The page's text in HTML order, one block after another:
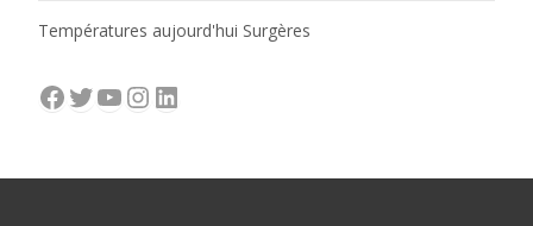
Températures aujourd'hui Surgères
Facebook
Twitter
YouTube
Instagram
LinkedIn